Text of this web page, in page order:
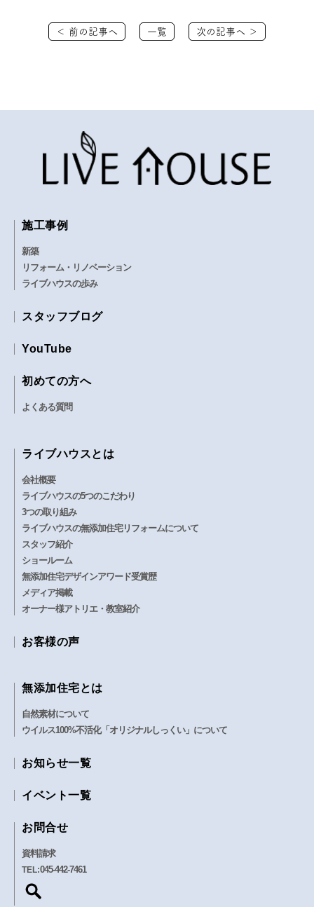
＜ 前の記事へ 一覧 次の記事へ ＞
施工事例
新築
リフォーム・リノベーション
ライブハウスの歩み
スタッフブログ
YouTube
初めての方へ
よくある質問
ライブハウスとは
会社概要
ライブハウスの5つのこだわり
3つの取り組み
ライブハウスの無添加住宅リフォームについて
スタッフ紹介
ショールーム
無添加住宅デザインアワード受賞歴
メディア掲載
オーナー様アトリエ・教室紹介
お客様の声
無添加住宅とは
自然素材について
ウイルス100%不活化「オリジナルしっくい」について
お知らせ一覧
イベント一覧
お問合せ
資料請求
TEL:045-442-7461